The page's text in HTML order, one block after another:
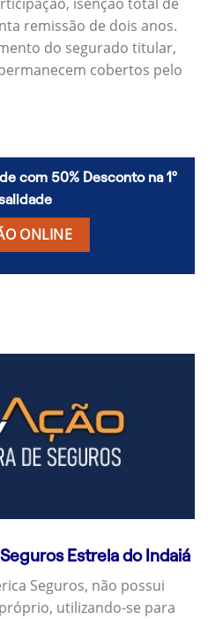
remissão de dois anos.
do segurado titular,
cobertos pelo
com 50% Desconto na 1º
ONLINE
Estrela do Indaiá
Seguros, não possui
utilizando-se para